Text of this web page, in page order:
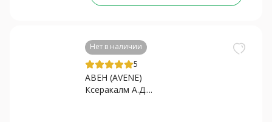
Нет в наличии
5
АВЕН (AVENE)
Ксеракалм А.Д....